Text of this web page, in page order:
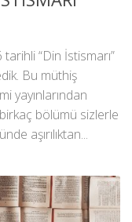
tarihli “Din İstismarı”
Bu müthiş
yayınlarından
bölümü sizlerle
aşırılıktan...